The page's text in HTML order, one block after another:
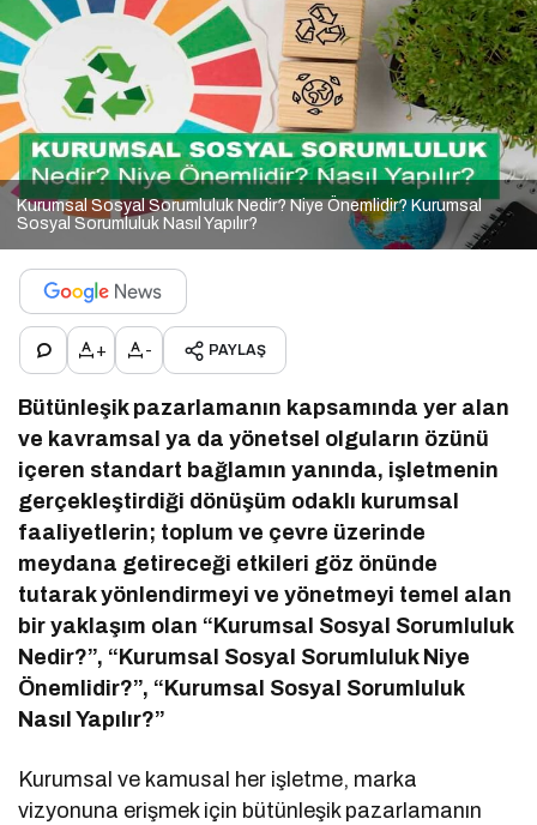
Kurumsal Sosyal Sorumluluk Nedir? Niye Önemlidir? Kurumsal
Sosyal Sorumluluk Nasıl Yapılır?
+ - PAYLAŞ
Bütünleşik pazarlamanın kapsamında yer alan
ve kavramsal ya da yönetsel olguların özünü
içeren standart bağlamın yanında, işletmenin
gerçekleştirdiği dönüşüm odaklı kurumsal
faaliyetlerin; toplum ve çevre üzerinde
meydana getireceği etkileri göz önünde
tutarak yönlendirmeyi ve yönetmeyi temel alan
bir yaklaşım olan “Kurumsal Sosyal Sorumluluk
Nedir?”, “Kurumsal Sosyal Sorumluluk Niye
Önemlidir?”, “Kurumsal Sosyal Sorumluluk
Nasıl Yapılır?”
Kurumsal ve kamusal her işletme, marka
vizyonuna erişmek için bütünleşik pazarlamanın